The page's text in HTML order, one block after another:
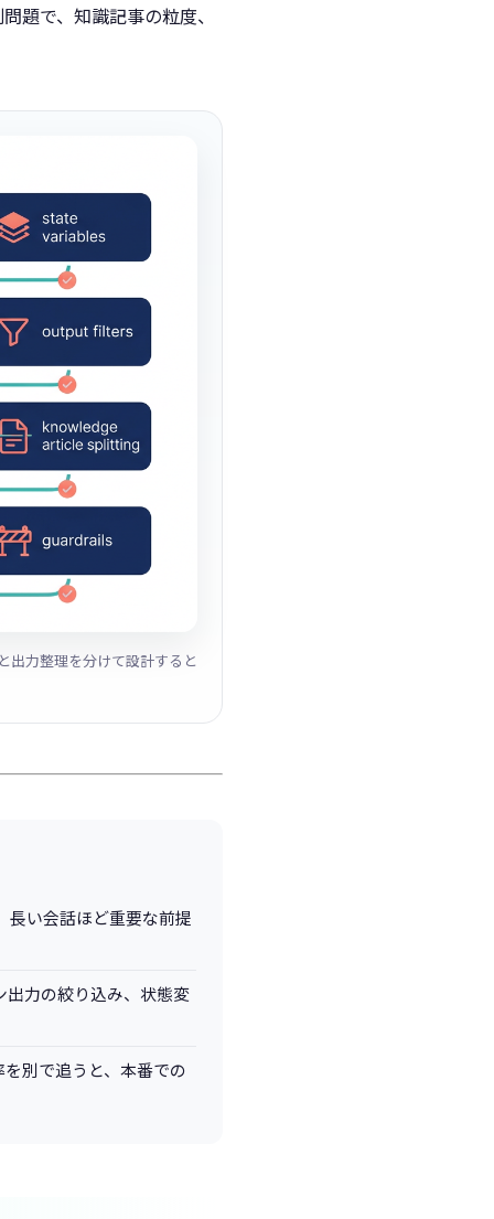
題で、知識記事の粒度、
出力整理を分けて設計すると
長い会話ほど重要な前提
出力の絞り込み、状態変
別で追うと、本番での